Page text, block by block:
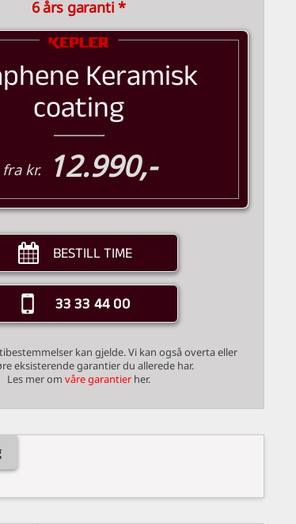
6 års garanti *
Keramisk
coating
fra kr. 12.990,-
BESTILL TIME
33 33 44 00
kan gjelde. Vi kan også overta eller
eksisterende garantier du allerede har.
Les mer om våre garantier her.